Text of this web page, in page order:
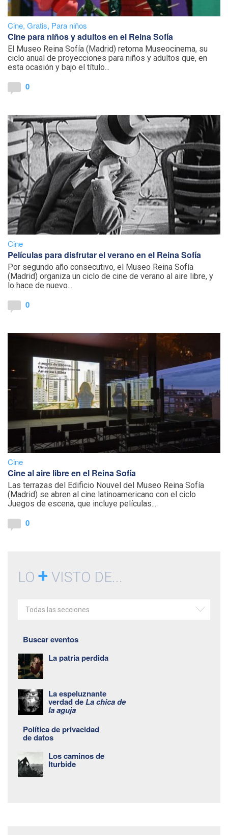
Cine, Gratis, Para niños
Cine para niños y adultos en el Reina Sofía
El Museo Reina Sofía (Madrid) retoma Museocinema, su
ciclo anual de proyecciones para niños y adultos que, en
esta ocasión y bajo el título...
0
Cine
Películas para disfrutar el verano en el Reina Sofía
Por segundo año consecutivo, el Museo Reina Sofía
(Madrid) organiza un ciclo de cine de verano al aire libre, y
lo hace de nuevo...
0
Cine
Cine al aire libre en el Reina Sofía
Las terrazas del Edificio Nouvel del Museo Reina Sofía
(Madrid) se abren al cine latinoamericano con el ciclo
Juegos de escena, que incluye películas...
0
LO + VISTO DE...
Todas las secciones
Buscar eventos
La patria perdida
La espeluznante
verdad deLa chica de
la aguja
Política de privacidad
de datos
Los caminos de
Iturbide